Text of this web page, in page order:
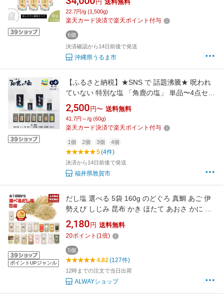
沖縄 うるま市 果報バンタ
円 送料無料
22.7円/g (1,500g)
楽天カード決済で楽天ポイント付与
6個
決済確認から14日前後で発送
沖縄県うるま市
【ふるさと納税】★SNS で 話題沸騰★ 呪われ
ていない 特別な塩 「角鹿の塩」 単品〜4点セッ
ト（塩・粗塩・味付き塩）[選べる種類・内容】
【敦賀 塩 しお 粗塩 天然塩 天日塩 釜炊き 調味
料 日本書紀 人気 話題 急上昇 大バズり お中元
2,500 円〜 送料無料
41.7円～/g (60g)
楽天カード決済で楽天ポイント付与
1個 2個 3個 4個
5(4件)
決済から14日前後で発送
福井県敦賀市
ポイントUPジャンル
だし塩 選べる 5袋 160g のどぐろ 真鯛 あご 伊
勢えび しじみ 昆布 かき ほたて あおさ かに 雲
丹 金目鯛 あさり 旨辛だし塩（90g） だし塩
スパイス（90g） 真鯛レモン（90g） はまぐり
（90g）
2,180 円 送料無料
20ポイント (1倍)
5個
4.82(127件)
12時までの注文で当日出荷
ALWAYショップ